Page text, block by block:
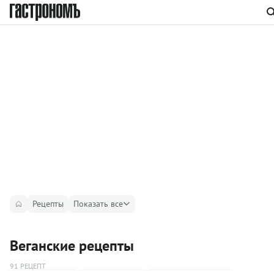
Рецепты Показать все
Веганские рецепты
91 РЕЦЕПТ